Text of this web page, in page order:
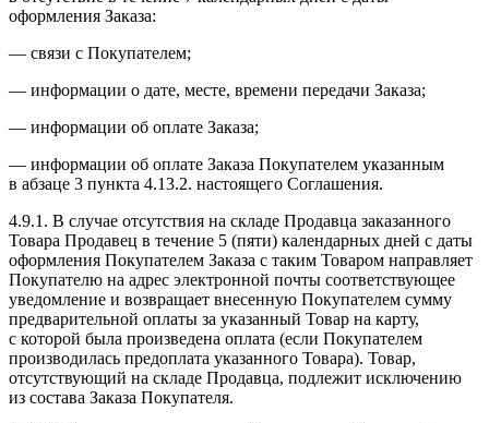
оформления Заказа:
— связи с Покупателем;
— информации о дате, месте, времени передачи Заказа;
— информации об оплате Заказа;
— информации об оплате Заказа Покупателем указанным
в абзаце 3 пункта 4.13.2. настоящего Соглашения.
4.9.1. В случае отсутствия на складе Продавца заказанного
Товара Продавец в течение 5 (пяти) календарных дней с даты
оформления Покупателем Заказа с таким Товаром направляет
Покупателю на адрес электронной почты соответствующее
уведомление и возвращает внесенную Покупателем сумму
предварительной оплаты за указанный Товар на карту,
с которой была произведена оплата (если Покупателем
производилась предоплата указанного Товара). Товар,
отсутствующий на складе Продавца, подлежит исключению
из состава Заказа Покупателя.